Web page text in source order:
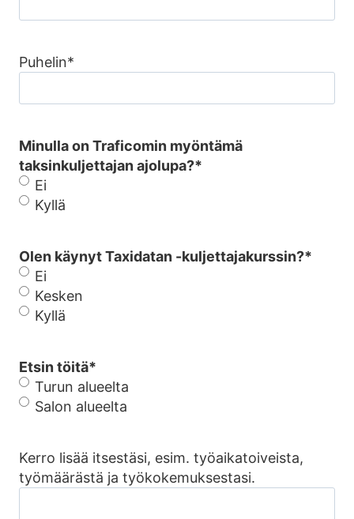
Puhelin*
Minulla on Traficomin myöntämä
taksinkuljettajan ajolupa?*
Ei
Kyllä
Olen käynyt Taxidatan -kuljettajakurssin?*
Ei
Kesken
Kyllä
Etsin töitä*
Turun alueelta
Salon alueelta
Kerro lisää itsestäsi, esim. työaikatoiveista,
työmäärästä ja työkokemuksestasi.